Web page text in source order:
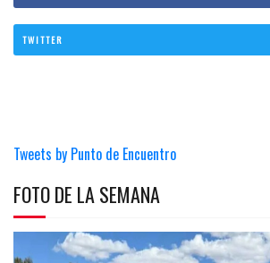
TWITTER
Tweets by Punto de Encuentro
FOTO DE LA SEMANA